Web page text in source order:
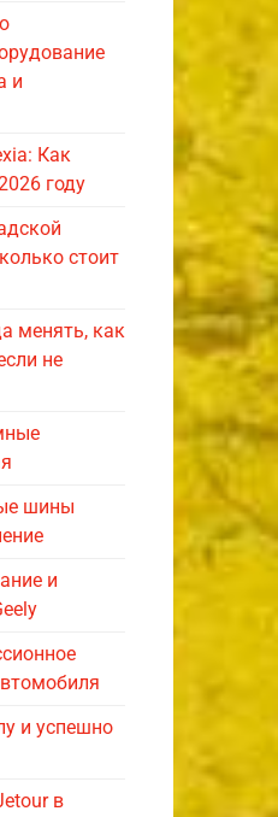
и
Как
году
стоит
менять, как
не
шины
и
и успешно
в